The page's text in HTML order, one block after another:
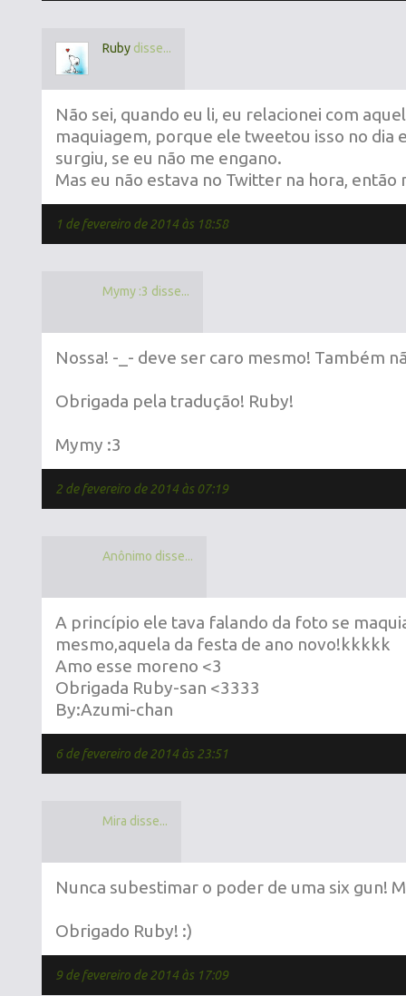
Ruby disse...
Não sei, quando eu li, eu relacionei com
maquiagem, porque ele tweetou isso no dia
surgiu, se eu não me engano.
Mas eu não estava no Twitter na hora, então
1 de fevereiro de 2014 às 18:58
Mymy :3 disse...
Nossa! -_- deve ser caro mesmo! Também
Obrigada pela tradução! Ruby!
Mymy :3
2 de fevereiro de 2014 às 07:19
Anônimo disse...
A princípio ele tava falando da foto se
mesmo,aquela da festa de ano novo!kkkkk
Amo esse moreno <3
Obrigada Ruby-san <3333
By:Azumi-chan
6 de fevereiro de 2014 às 23:51
Mira disse...
Nunca subestimar o poder de uma six gun!
Obrigado Ruby! :)
9 de fevereiro de 2014 às 17:09